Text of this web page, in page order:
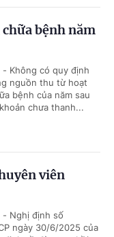
bệnh năm
- Không có quy định
nguồn thu từ hoạt
bệnh của năm sau
chưa thanh...
viên
- Nghị định số
ngày 30/6/2025 của